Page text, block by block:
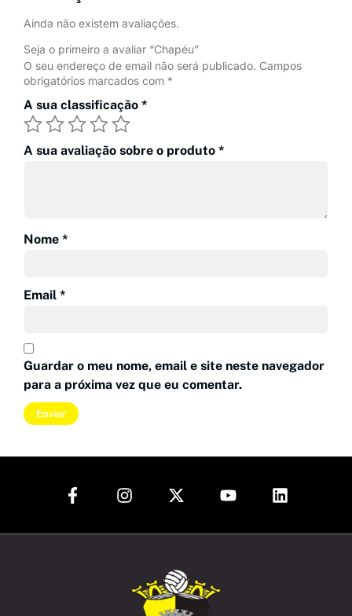
Ainda não existem avaliações.
Seja o primeiro a avaliar “Chapéu”
O seu endereço de email não será publicado. Campos
obrigatórios marcados com *
A sua classificação *
A sua avaliação sobre o produto *
Nome *
Email *
Guardar o meu nome, email e site neste navegador
para a próxima vez que eu comentar.